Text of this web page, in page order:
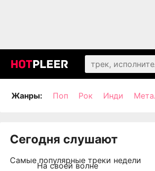
Жанры: Поп Рок Инди
Сегодня слушают
Самые популярные треки недели
На своей волне